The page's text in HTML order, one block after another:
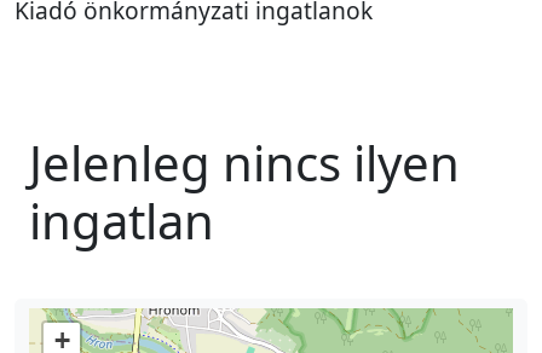
Kiadó önkormányzati ingatlanok
Jelenleg nincs ilyen
ingatlan
+